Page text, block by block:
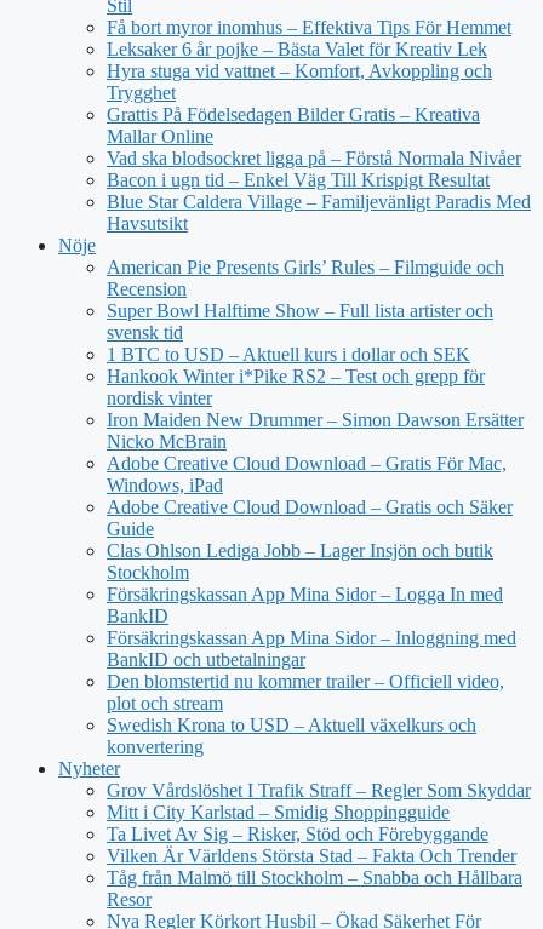
Stil
Få bort myror inomhus – Effektiva Tips För Hemmet
Leksaker 6 år pojke – Bästa Valet för Kreativ Lek
Hyra stuga vid vattnet – Komfort, Avkoppling och
Trygghet
Grattis På Födelsedagen Bilder Gratis – Kreativa
Mallar Online
Vad ska blodsockret ligga på – Förstå Normala Nivåer
Bacon i ugn tid – Enkel Väg Till Krispigt Resultat
Blue Star Caldera Village – Familjevänligt Paradis Med
Havsutsikt
Nöje
American Pie Presents Girls’ Rules – Filmguide och
Recension
Super Bowl Halftime Show – Full lista artister och
svensk tid
1 BTC to USD – Aktuell kurs i dollar och SEK
Hankook Winter i*Pike RS2 – Test och grepp för
nordisk vinter
Iron Maiden New Drummer – Simon Dawson Ersätter
Nicko McBrain
Adobe Creative Cloud Download – Gratis För Mac,
Windows, iPad
Adobe Creative Cloud Download – Gratis och Säker
Guide
Clas Ohlson Lediga Jobb – Lager Insjön och butik
Stockholm
Försäkringskassan App Mina Sidor – Logga In med
BankID
Försäkringskassan App Mina Sidor – Inloggning med
BankID och utbetalningar
Den blomstertid nu kommer trailer – Officiell video,
plot och stream
Swedish Krona to USD – Aktuell växelkurs och
konvertering
Nyheter
Grov Vårdslöshet I Trafik Straff – Regler Som Skyddar
Mitt i City Karlstad – Smidig Shoppingguide
Ta Livet Av Sig – Risker, Stöd och Förebyggande
Vilken Är Världens Största Stad – Fakta Och Trender
Tåg från Malmö till Stockholm – Snabba och Hållbara
Resor
Nya Regler Körkort Husbil – Ökad Säkerhet För